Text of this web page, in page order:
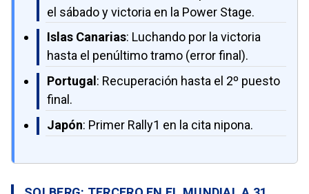
el sábado y victoria en la Power Stage.
Islas Canarias: Luchando por la victoria
hasta el penúltimo tramo (error final).
Portugal : Recuperación hasta el 2º puesto
final.
Japón: Primer Rally1 en la cita nipona.